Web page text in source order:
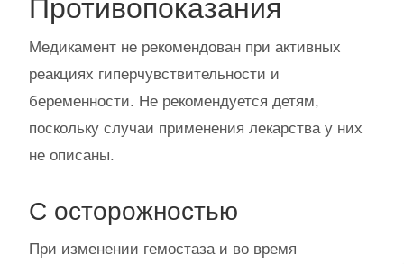
Противопоказания
Медикамент не рекомендован при активных
реакциях гиперчувствительности и
беременности. Не рекомендуется детям,
поскольку случаи применения лекарства у них
не описаны.
С осторожностью
При изменении гемостаза и во время